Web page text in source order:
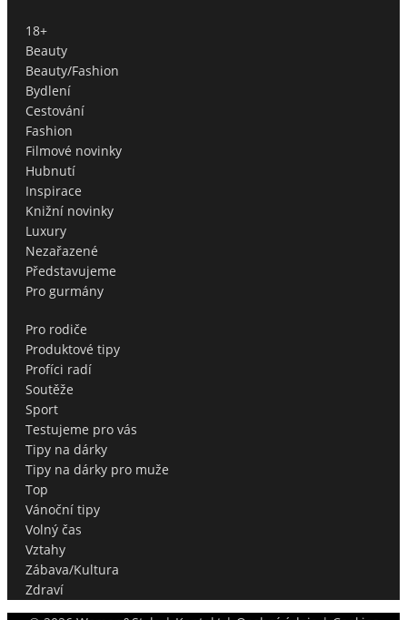
18+
Beauty
Beauty/Fashion
Bydlení
Cestování
Fashion
Filmové novinky
Hubnutí
Inspirace
Knižní novinky
Luxury
Nezařazené
Představujeme
Pro gurmány
Pro rodiče
Produktové tipy
Profíci radí
Soutěže
Sport
Testujeme pro vás
Tipy na dárky
Tipy na dárky pro muže
Top
Vánoční tipy
Volný čas
Vztahy
Zábava/Kultura
Zdraví